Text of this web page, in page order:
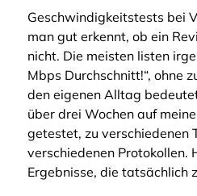
Geschwindigkeitstests bei
man gut erkennt, ob ein
nicht. Die meisten listen
Mbps Durchschnitt!“, ohne
den eigenen Alltag
über drei Wochen auf
getestet, zu verschiedenen
verschiedenen Protokollen.
Ergebnisse, die tatsächlich